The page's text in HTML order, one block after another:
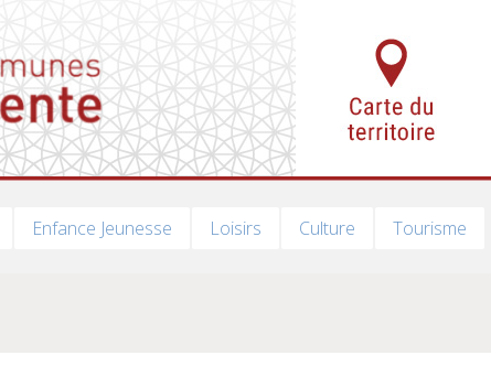
Enfance Jeunesse Loisirs Culture
Tourisme